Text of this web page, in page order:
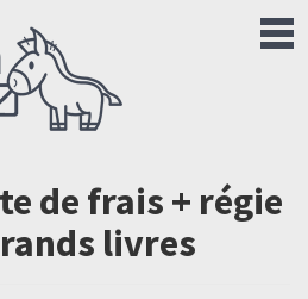
de frais + régie
livres